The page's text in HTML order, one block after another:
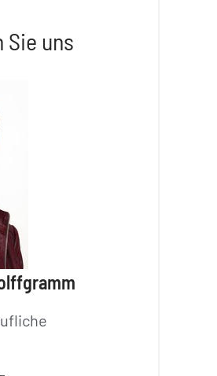
uns